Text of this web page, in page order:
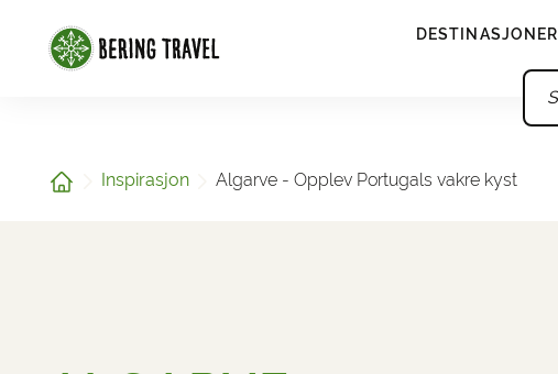
DESTINASJONER
Hjem Inspirasjon Algarve - Opplev Portugals vakre kyst